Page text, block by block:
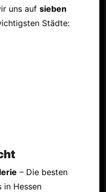
uns auf sieben
Städte:
– Die besten
in Hessen